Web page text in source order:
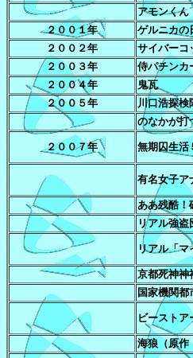
アモンくん
２００１年
ゲルニカの
２００２年
サイバーコ
２００３年
侍パチンカ
２００４年
鬼瓦
２００５年
川口浩探
のなかが打
２００７年 無期囚生活
有名女子ア
ああ残酷！
リアル強
リアル「
京都死神
国家機関
ビースト
海狼（原作